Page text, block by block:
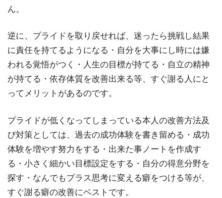
ん。
逆に、プライドを取り戻せれば、迷ったら挑戦し結果
に責任を持てるようになる・自分を大事にし時には嫌
われる覚悟がつく・人生の目標が持てる・自立の精神
が持てる・依存体質を改善出来る等、すぐ謝る人にと
ってメリットがあるのです。
プライドが低くなってしまっている本人の改善方法及
び対策としては、過去の成功体験を書き留める・成功
体験を増やす努力をする・出来た事ノートを作成す
る・小さく細かい目標設定をする・自分の得意分野を
探す・なんでもプラス思考に変える癖をつける等が、
すぐ謝る癖の改善にベストです。